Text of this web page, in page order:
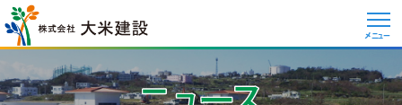
メニュー